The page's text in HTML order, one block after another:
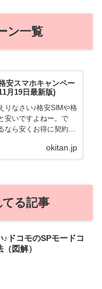
ン一覧
安スマホキャンペー
月19日最新版)
りなさい♪格安SIMや格
安いですよねー。で
なら安くお得に契約し
案件を常に狙ってます
okitan.jp
る記事
♪ドコモのSPモードコ
図解）